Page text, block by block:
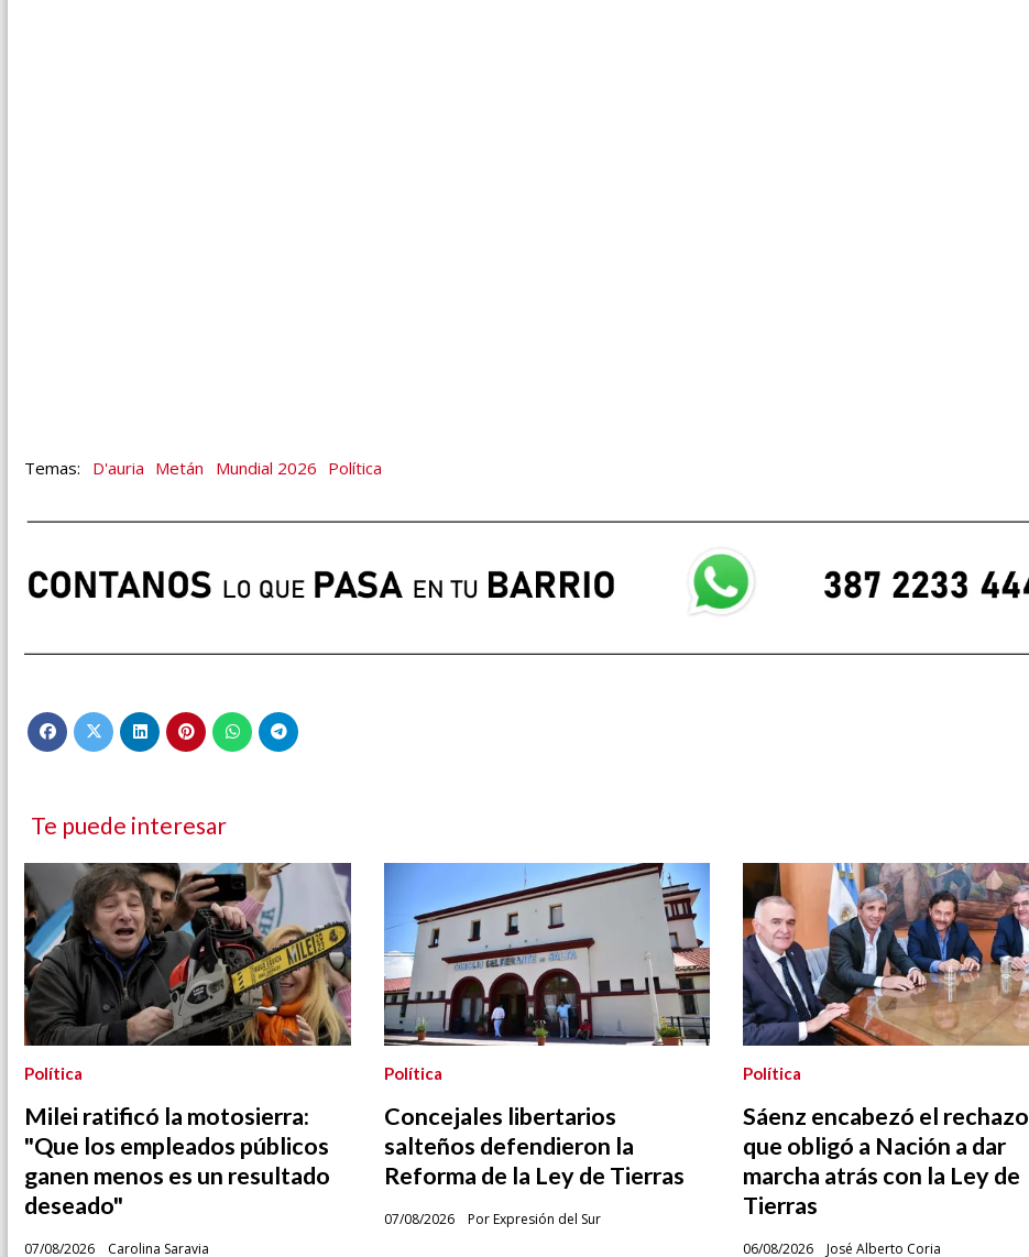
D'auria Metán Mundial 2026 Política
Te puede interesar
Milei ratificó la motosierra:
"Que los empleados públicos
ganen menos es un resultado
deseado"
Carolina Saravia
Política
07/08/2026
Concejales libertarios
salteños defendieron la
Reforma de la Ley de Tierras
Por Expresión del Sur
Política
07/08/2026
Sáenz encabezó el rechazo
que obligó a Nación a dar
marcha atrás con la Ley de
Tierras
José Alberto Coria
Política
06/08/2026